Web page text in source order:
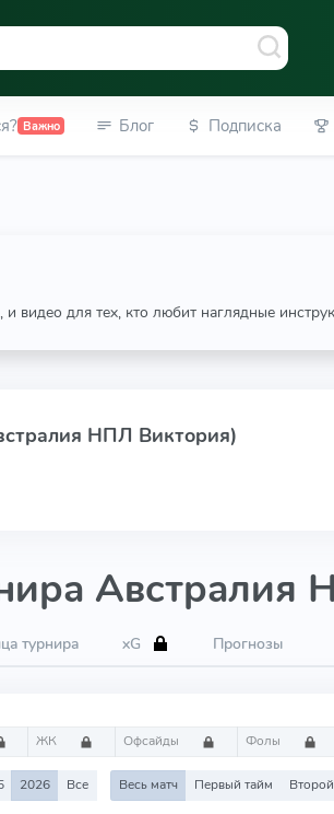
Важно Блог Подписка
видео для тех, кто любит наглядные
НПЛ Виктория)
турнира xG Прогнозы
ЖК Офсайды Фолы
2026 Все Весь матч Первый тайм